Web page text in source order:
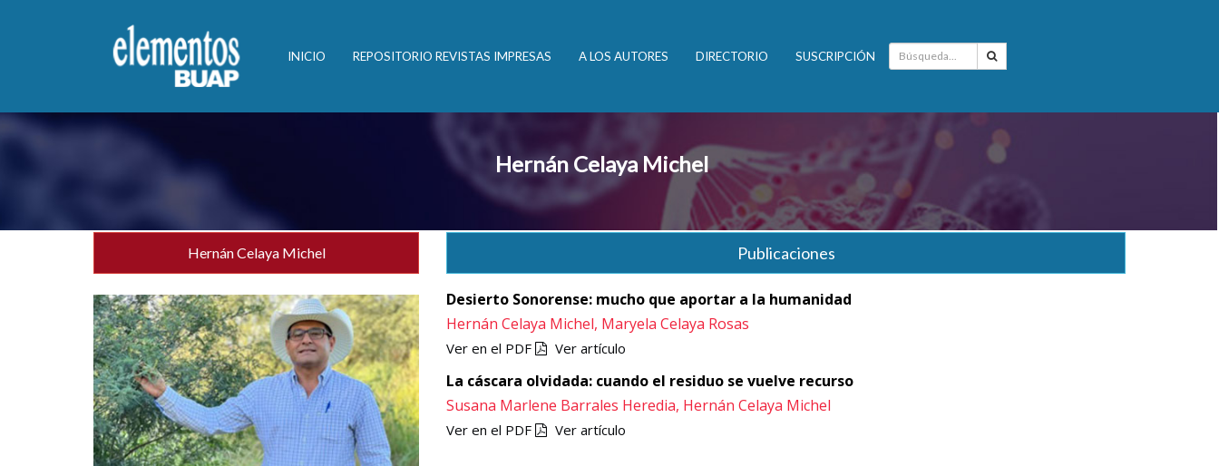
INICIO REPOSITORIO REVISTAS IMPRESAS A LOS AUTORES DIRECTORIO SUSCRIPCIÓN
Hernán Celaya Michel
Hernán Celaya Michel Publicaciones
Desierto Sonorense: mucho que aportar a la humanidad
Hernán Celaya Michel, Maryela Celaya Rosas
Ver en el PDF Ver artículo
La cáscara olvidada: cuando el residuo se vuelve recurso
Susana Marlene Barrales Heredia, Hernán Celaya Michel
Ver en el PDF Ver artículo